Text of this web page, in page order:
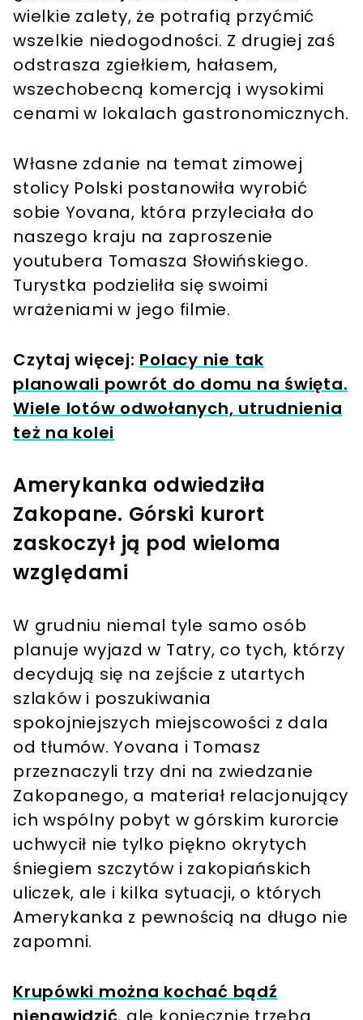
wielkie zalety, że potrafią przyćmić
wszelkie niedogodności. Z drugiej zaś
odstrasza zgiełkiem, hałasem,
wszechobecną komercją i wysokimi
cenami w lokalach gastronomicznych.
Własne zdanie na temat zimowej
stolicy Polski postanowiła wyrobić
sobie Yovana, która przyleciała do
naszego kraju na zaproszenie
youtubera Tomasza Słowińskiego.
Turystka podzieliła się swoimi
wrażeniami w jego filmie.
Czytaj więcej: Polacy nie tak
planowali powrót do domu na święta.
Wiele lotów odwołanych, utrudnienia
też na kolei
Amerykanka odwiedziła
Zakopane. Górski kurort
zaskoczył ją pod wieloma
względami
W grudniu niemal tyle samo osób
planuje wyjazd w Tatry, co tych, którzy
decydują się na zejście z utartych
szlaków i poszukiwania
spokojniejszych miejscowości z dala
od tłumów. Yovana i Tomasz
przeznaczyli trzy dni na zwiedzanie
Zakopanego, a materiał relacjonujący
ich wspólny pobyt w górskim kurorcie
uchwycił nie tylko piękno okrytych
śniegiem szczytów i zakopiańskich
uliczek, ale i kilka sytuacji, o których
Amerykanka z pewnością na długo nie
zapomni.
Krupówki można kochać bądź